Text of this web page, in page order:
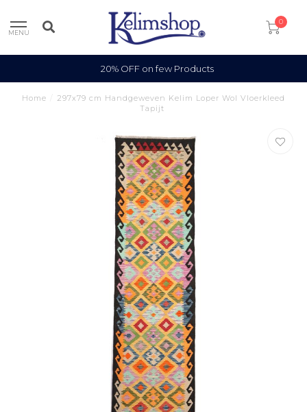
MENU
0
20% OFF on few Products
Home
297x79 cm Handgeweven Kelim Loper Wol Vloerkleed
Tapijt